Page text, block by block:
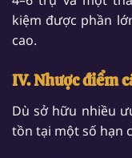
kiệm được phần
cao.
IV. Nhược điểm
Dù sở hữu nhiều
tồn tại một số hạn